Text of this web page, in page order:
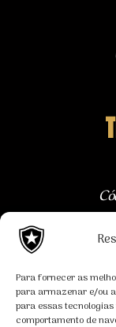
Para fornecer as
para armazenar e/ou
para essas
comportamento de